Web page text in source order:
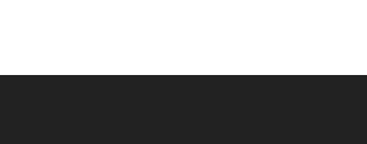
両立する広報戦略〜